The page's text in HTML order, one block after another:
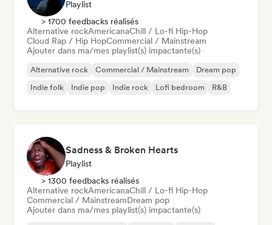
Playlist
> 1700 feedbacks réalisés
Alternative rockAmericanaChill / Lo-fi Hip-Hop
Cloud Rap / Hip HopCommercial / Mainstream
Ajouter dans ma/mes playlist(s) impactante(s)
Alternative rock Commercial / Mainstream
Dream pop
Indie folk
Indie pop Indie rock Lofi bedroom R&B
Sadness & Broken Hearts
Playlist
> 1300 feedbacks réalisés
Alternative rockAmericanaChill / Lo-fi Hip-Hop
Commercial / MainstreamDream pop
Ajouter dans ma/mes playlist(s) impactante(s)